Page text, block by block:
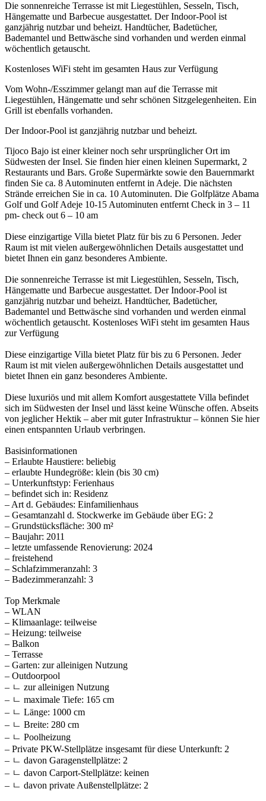
Die sonnenreiche Terrasse ist mit Liegestühlen, Sesseln, Tisch,
Hängematte und Barbecue ausgestattet. Der Indoor-Pool ist
ganzjährig nutzbar und beheizt. Handtücher, Badetücher,
Bademantel und Bettwäsche sind vorhanden und werden einmal
wöchentlich getauscht.
Kostenloses WiFi steht im gesamten Haus zur Verfügung
Vom Wohn-/Esszimmer gelangt man auf die Terrasse mit
Liegestühlen, Hängematte und sehr schönen Sitzgelegenheiten. Ein
Grill ist ebenfalls vorhanden.
Der Indoor-Pool ist ganzjährig nutzbar und beheizt.
Tijoco Bajo ist einer kleiner noch sehr ursprünglicher Ort im
Südwesten der Insel. Sie finden hier einen kleinen Supermarkt, 2
Restaurants und Bars. Große Supermärkte sowie den Bauernmarkt
finden Sie ca. 8 Autominuten entfernt in Adeje. Die nächsten
Strände erreichen Sie in ca. 10 Autominuten. Die Golfplätze Abama
Golf und Golf Adeje 10-15 Autominuten entfernt Check in 3 – 11
pm- check out 6 – 10 am
Diese einzigartige Villa bietet Platz für bis zu 6 Personen. Jeder
Raum ist mit vielen außergewöhnlichen Details ausgestattet und
bietet Ihnen ein ganz besonderes Ambiente.
Die sonnenreiche Terrasse ist mit Liegestühlen, Sesseln, Tisch,
Hängematte und Barbecue ausgestattet. Der Indoor-Pool ist
ganzjährig nutzbar und beheizt. Handtücher, Badetücher,
Bademantel und Bettwäsche sind vorhanden und werden einmal
wöchentlich getauscht. Kostenloses WiFi steht im gesamten Haus
zur Verfügung
Diese einzigartige Villa bietet Platz für bis zu 6 Personen. Jeder
Raum ist mit vielen außergewöhnlichen Details ausgestattet und
bietet Ihnen ein ganz besonderes Ambiente.
Diese luxuriös und mit allem Komfort ausgestattete Villa befindet
sich im Südwesten der Insel und lässt keine Wünsche offen. Abseits
von jeglicher Hektik – aber mit guter Infrastruktur – können Sie hier
einen entspannten Urlaub verbringen.
Basisinformationen
– Erlaubte Haustiere: beliebig
– erlaubte Hundegröße: klein (bis 30 cm)
– Unterkunftstyp: Ferienhaus
– befindet sich in: Residenz
– Art d. Gebäudes: Einfamilienhaus
– Gesamtanzahl d. Stockwerke im Gebäude über EG: 2
– Grundstücksfläche: 300 m²
– Baujahr: 2011
– letzte umfassende Renovierung: 2024
– freistehend
– Schlafzimmeranzahl: 3
– Badezimmeranzahl: 3
Top Merkmale
– WLAN
– Klimaanlage: teilweise
– Heizung: teilweise
– Balkon
– Terrasse
– Garten: zur alleinigen Nutzung
– Outdoorpool
– ㄴ zur alleinigen Nutzung
– ㄴ maximale Tiefe: 165 cm
– ㄴ Länge: 1000 cm
– ㄴ Breite: 280 cm
– ㄴ Poolheizung
– Private PKW-Stellplätze insgesamt für diese Unterkunft: 2
– ㄴ davon Garagenstellplätze: 2
– ㄴ davon Carport-Stellplätze: keinen
– ㄴ davon private Außen­stellplätze: 2